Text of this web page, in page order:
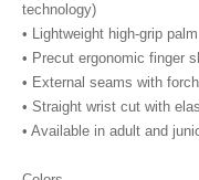
technology)
• Lightweight high-grip
• Precut ergonomic finger
• External seams with
• Straight wrist cut with
• Available in adult and